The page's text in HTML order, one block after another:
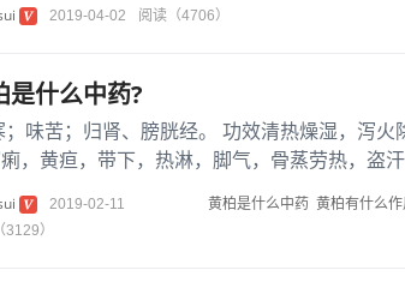
2019-04-02 阅读（4706）
是什么中药?
；味苦；归肾、膀胱经。 功效清热燥湿，泻火
，黄疸，带下，热淋，脚气，骨蒸劳热，盗
黄柏是什么中药 黄柏有什么作
2019-02-11
3129）